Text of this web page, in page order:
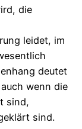
die
leidet, im
deutet
wenn die
sind,
sind.